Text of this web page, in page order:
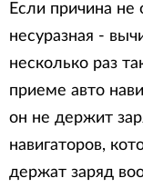
Если причина
несуразная -
несколько раз
приеме авто
он не держит
навигаторов,
держат заряд